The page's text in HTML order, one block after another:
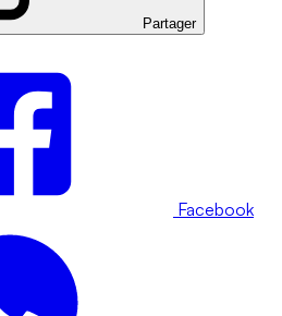
Partager
Facebook